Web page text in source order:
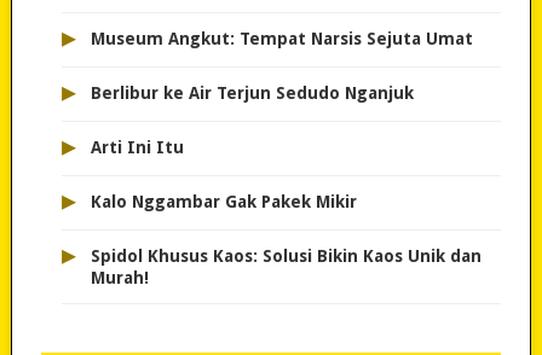
▸ Museum Angkut: Tempat Narsis Sejuta Umat
▸ Berlibur ke Air Terjun Sedudo Nganjuk
▸ Arti Ini Itu
▸ Kalo Nggambar Gak Pakek Mikir
▸
Spidol Khusus Kaos: Solusi Bikin Kaos Unik dan
Murah!